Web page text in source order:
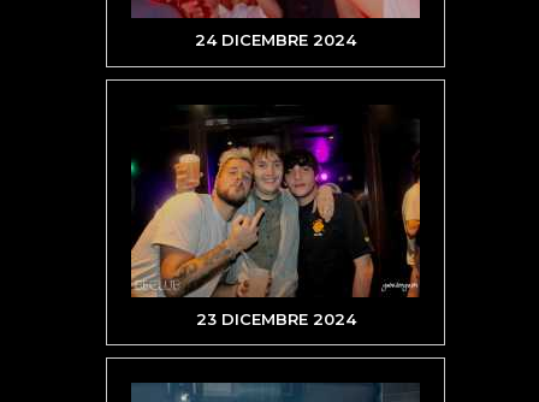
24 DICEMBRE 2024
23 DICEMBRE 2024